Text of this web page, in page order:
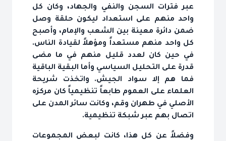
عبر فترات السجن والنفي والجهاد، وكان كل
واحد منهم على استعداد ليكون حلقة وصل
ضمن دائرة معينة بين الشعب والإمام، وأصبح
كل واحد منهم مستعداً ومؤهلاً لقيادة الناس.
في حين كان لعدد قليل منهم في ما مضى
قدرة على التحليل السياسي وأما البقية الباقية
فما هم إلا سواد الجيش. واتخذت شريحة
العلماء على العموم طابعاً تنظيمياً كان مركزه
الأصلي في طهران وقم، وكانت سائر المدن على
اتصال بهم عبر شبكة تنظيمية.
وفضلاً عن كل هذا، كانت لبعض المجموعات